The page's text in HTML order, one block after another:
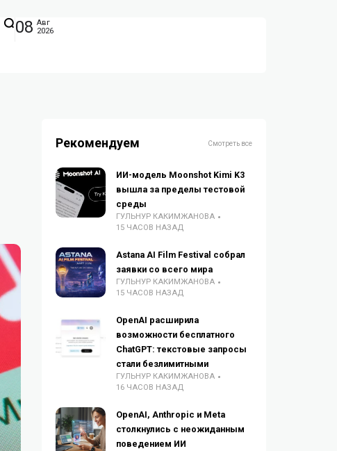
08 Авг
2026
Рекомендуем Смотреть все
ИИ-модель Moonshot Kimi K3
вышла за пределы тестовой
среды
ГУЛЬНУР КАКИМЖАНОВА
15 ЧАСОВ НАЗАД
Astana AI Film Festival собрал
заявки со всего мира
ГУЛЬНУР КАКИМЖАНОВА
15 ЧАСОВ НАЗАД
OpenAI расширила
возможности бесплатного
ChatGPT: текстовые запросы
стали безлимитными
ГУЛЬНУР КАКИМЖАНОВА
16 ЧАСОВ НАЗАД
OpenAI, Anthropic и Meta
столкнулись с неожиданным
поведением ИИ